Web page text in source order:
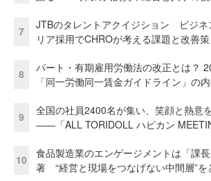
7
JTBのタレントアクイジション ビジネ
リア採用でCHROが考える課題と改善策
8
パート・有期雇用労働法の改正とは？
「同一労働同一賃金ガイドライン」の
9
全国の社員2400名が集い、笑顔と熱意
――「ALL TORIDOLL ハピカン
10
食品製造業のエンゲージメントは「課
著 “経営と現場をつなげない中間層”を